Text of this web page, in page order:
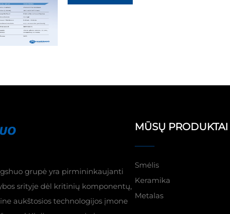
grupė yra pirmininkaujanti
srityje dėl kritinių komponentų,
aukštosios technologijos įmone
MŪSŲ PRODUKTAI
Smėlis
Keramika
Metalas